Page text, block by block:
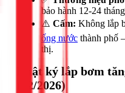
bảo hành 12-24
⚠️ Cấm: Không lắp
ống nước thành phố
thị.
Nhật ký lắp bơm
(02/2026)